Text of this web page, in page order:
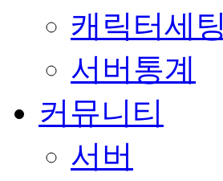
캐릭터세팅
서버통계
커뮤니티
서버